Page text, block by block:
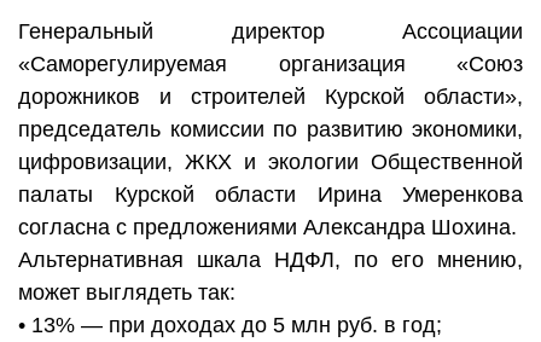
Генеральный директор Ассоциации
«Саморегулируемая организация «Союз
дорожников и строителей Курской области»,
председатель комиссии по развитию экономики,
цифровизации, ЖКХ и экологии Общественной
палаты Курской области Ирина Умеренкова
согласна с предложениями Александра Шохина.
Альтернативная шкала НДФЛ, по его мнению,
может выглядеть так:
• 13% — при доходах до 5 млн руб. в год;